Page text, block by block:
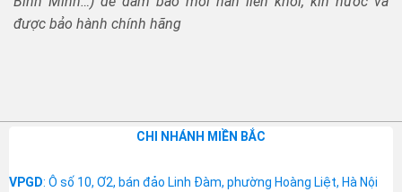
được bảo hành chính hãng
CHI NHÁNH MIỀN BẮC
VPGD: Ô số 10, Ơ2, bán đảo Linh Đàm, phường Hoàng Liệt, Hà Nội